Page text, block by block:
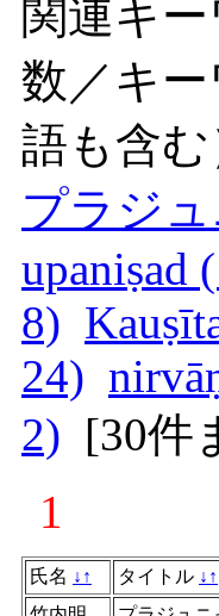
関連キ
数／キ
語も含む
プラジ
upaniṣad
8)
24)
2) [30件
1
氏名 ↓ ↑ タイトル ↓ ↑